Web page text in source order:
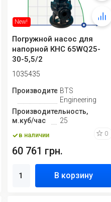
New!
Погружной насос для
напорной КНС 65WQ25-
30-5,5/2
1035435
ПроизводительBTS
Engineering
Производительность,
м.куб/час
25
в наличии 0
60 761 грн.
В корзину